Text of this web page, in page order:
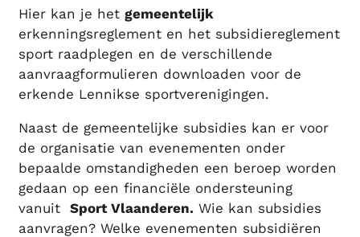
Hier kan je het gemeentelijk
erkenningsreglement en het subsidiereglement
sport raadplegen en de verschillende
aanvraagformulieren downloaden voor de
erkende Lennikse sportverenigingen.
Naast de gemeentelijke subsidies kan er voor
de organisatie van evenementen onder
bepaalde omstandigheden een beroep worden
gedaan op een financiële ondersteuning
vanuit Sport Vlaanderen. Wie kan subsidies
aanvragen? Welke evenementen subsidiëren